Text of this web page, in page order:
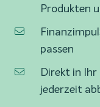
Produkten
passen
Direkt in
jederzeit